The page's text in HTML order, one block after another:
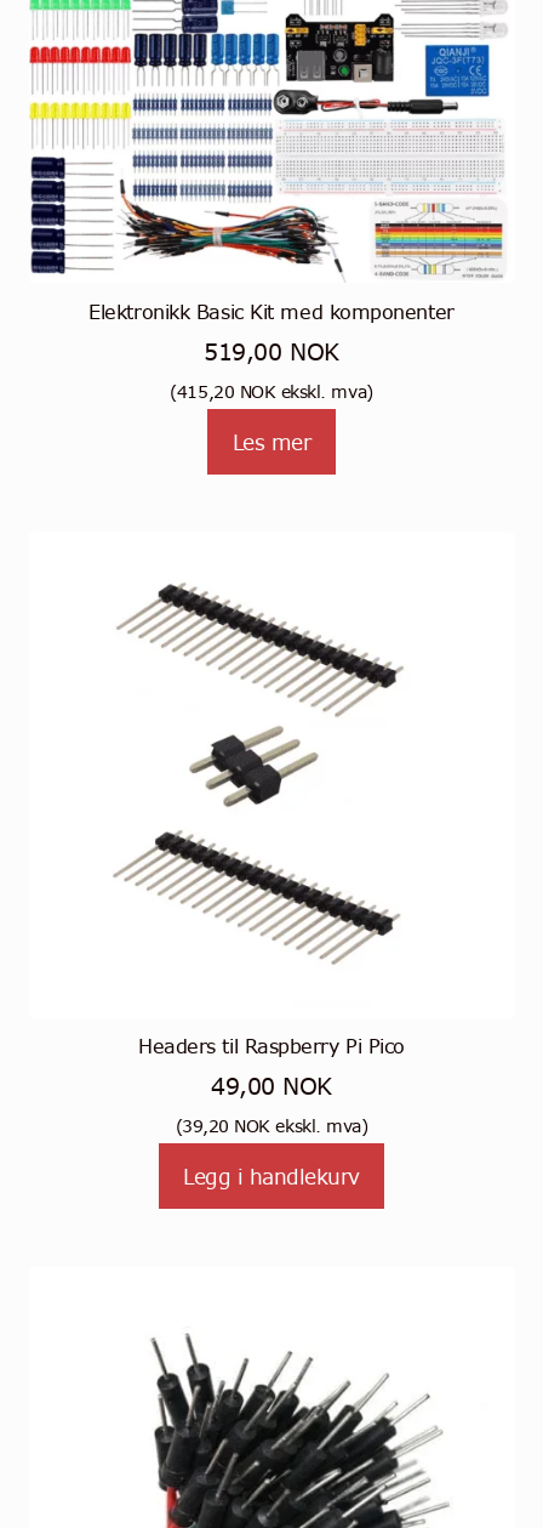
Elektronikk Basic Kit med komponenter
519,00 NOK
(415,20 NOKekskl. mva)
Les mer
Headers til Raspberry Pi Pico
49,00 NOK
(39,20 NOKekskl. mva)
Legg i handlekurv